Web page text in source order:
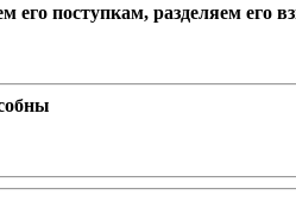
его поступкам, разделяем его